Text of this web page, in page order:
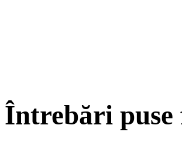
Întrebări puse